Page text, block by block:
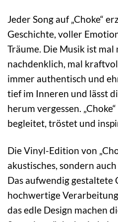
Jeder Song auf „Choke“
Geschichte, voller
Träume. Die Musik ist
nachdenklich, mal
immer authentisch und
tief im Inneren und lässt
herum vergessen.
begleitet, tröstet und
Die Vinyl-Edition von
akustisches, sondern
Das aufwendig
hochwertige
das edle Design machen